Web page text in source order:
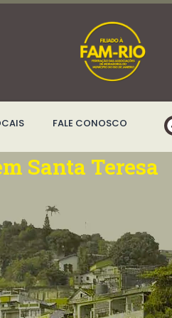
FALE CONOSCO
Santa Teresa